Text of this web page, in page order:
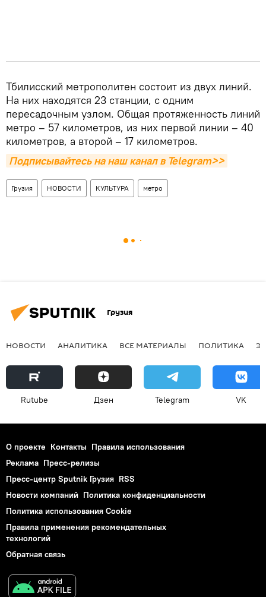
Тбилисский метрополитен состоит из двух линий.
На них находятся 23 станции, с одним
пересадочным узлом. Общая протяженность линий
метро – 57 километров, из них первой линии – 40
километров, а второй – 17 километров.
Подписывайтесь на наш канал в Telegram>>
Грузия НОВОСТИ КУЛЬТУРА метро
Грузия
НОВОСТИ АНАЛИТИКА ВСЕ МАТЕРИАЛЫ ПОЛИТИКА
Rutube Дзен Telegram VK
О проекте Контакты Правила использования
Реклама Пресс-релизы
Пресс-центр Sputnik Грузия RSS
Новости компаний Политика конфиденциальности
Политика использования Cookie
Правила применения рекомендательных
технологий
Обратная связь